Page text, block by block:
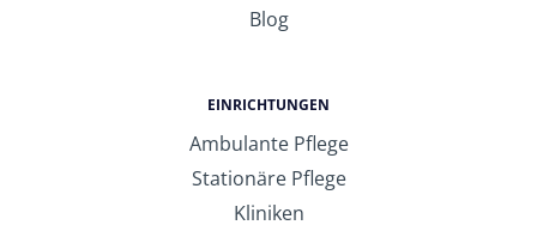
Blog
EINRICHTUNGEN
Ambulante Pflege
Stationäre Pflege
Kliniken